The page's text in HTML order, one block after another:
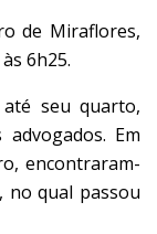
de Miraflores,
6h25.
seu quarto,
Em
encontraram-
qual passou